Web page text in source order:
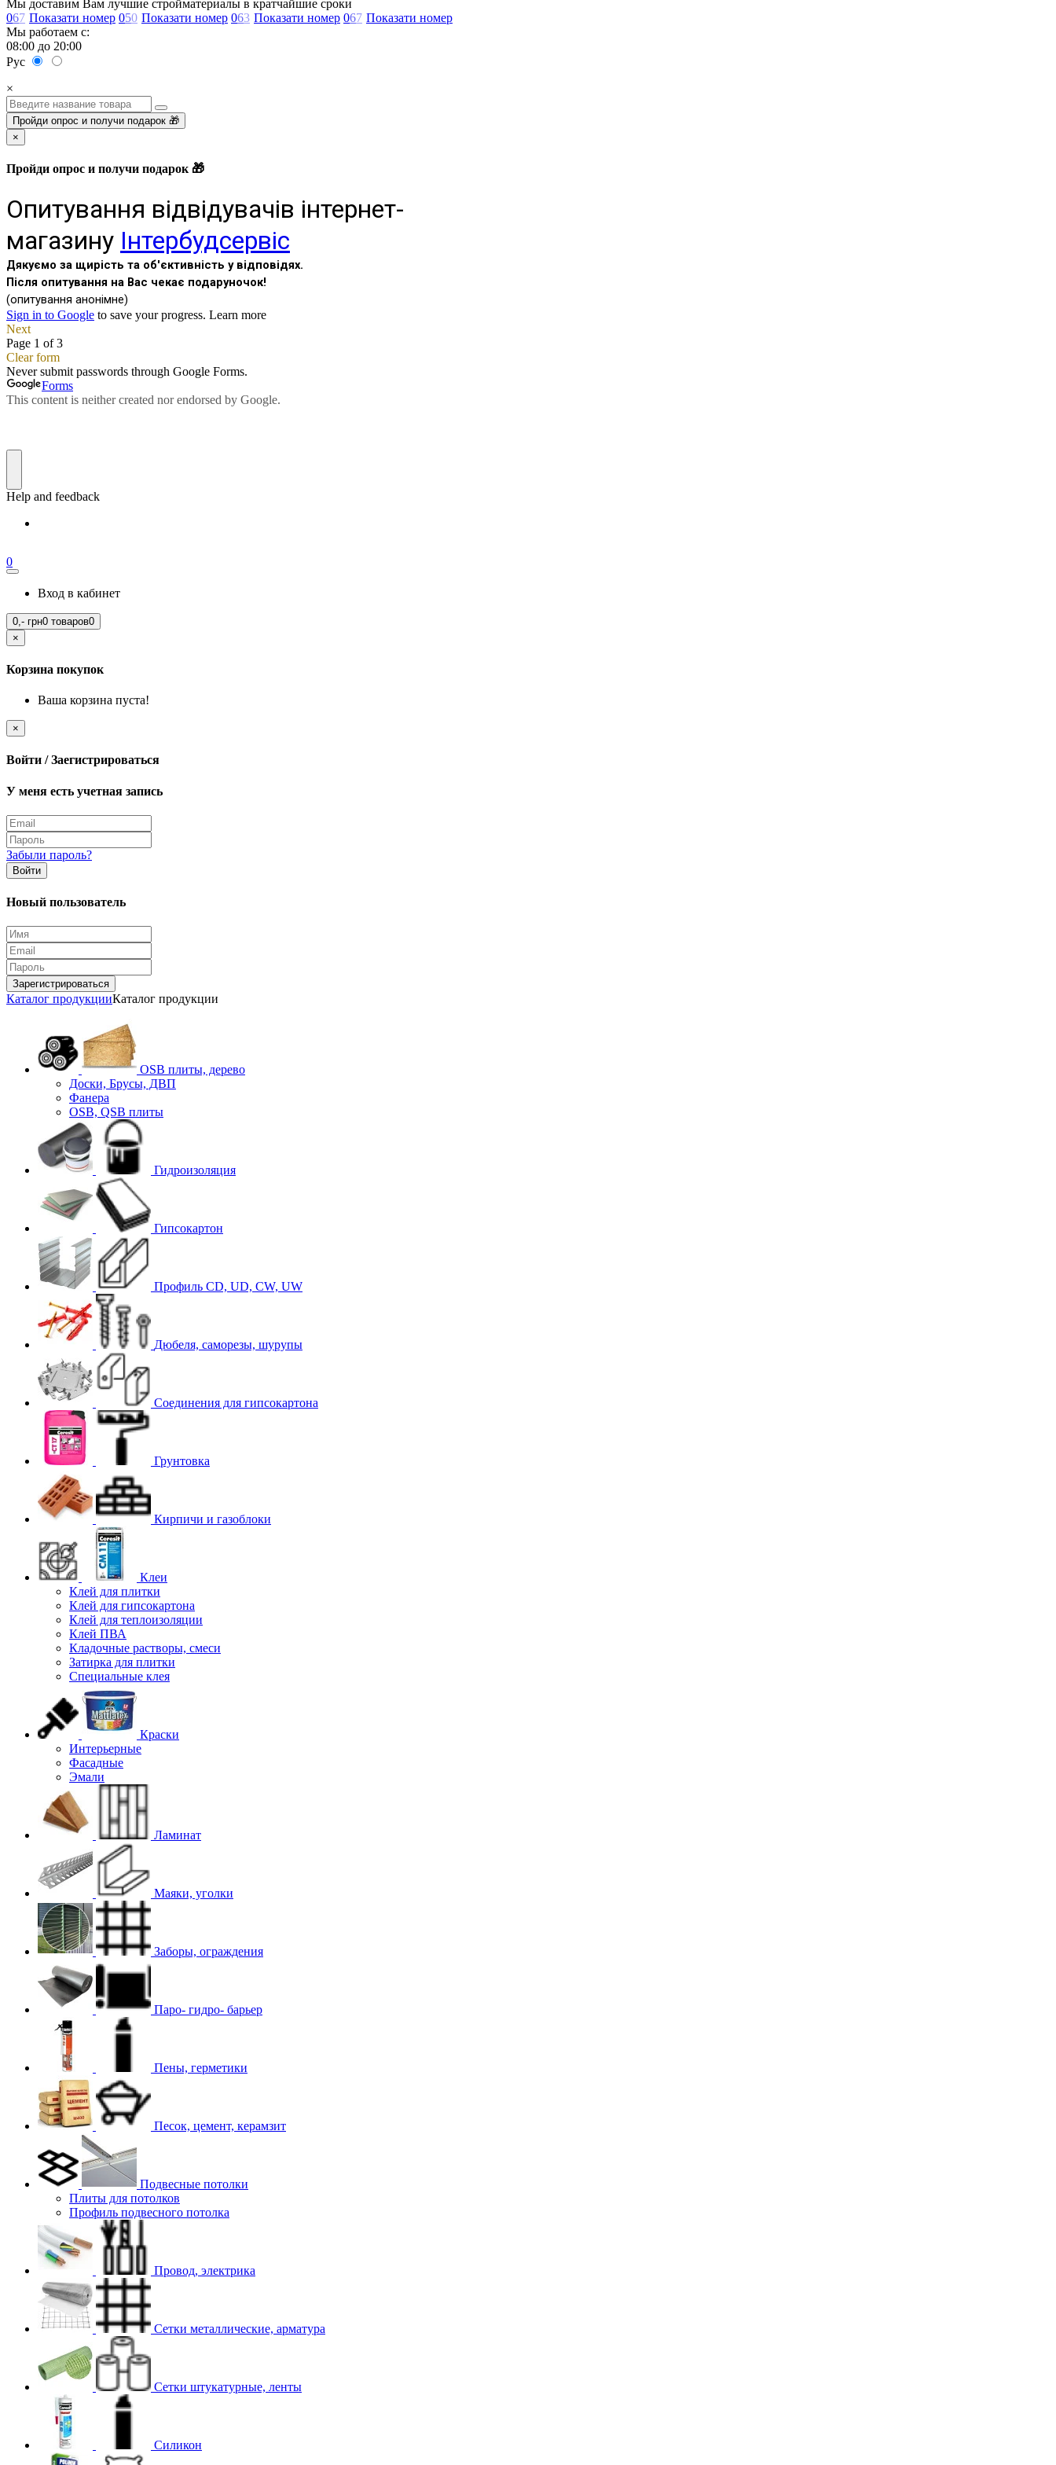
Мы доставим Вам лучшие стройматериалы в кратчайшие сроки
067 Показати номер 050 Показати номер 063 Показати номер 067 Показати номер
Мы работаем с:
08:00 до 20:00
Рус
×
Пройди опрос и получи подарок 🎁
×
Пройди опрос и получи подарок 🎁
0
Вход в кабинет
0,- грн0 товаров0
×
Корзина покупок
Ваша корзина пуста!
×
Войти / Заегистрироваться
У меня есть учетная запись
Забыли пароль?
Войти
Новый пользователь
Зарегистрироваться
Каталог продукцииКаталог продукции
OSB плиты, дерево
Доски, Брусы, ДВП
Фанера
OSB, QSB плиты
Гидроизоляция
Гипсокартон
Профиль CD, UD, CW, UW
Дюбеля, саморезы, шурупы
Соединения для гипcокартона
Грунтовка
Кирпичи и газоблоки
Клеи
Клей для плитки
Клей для гипсокартона
Клей для теплоизоляции
Клей ПВА
Кладочные растворы, смеси
Затирка для плитки
Специальные клея
Краски
Интерьерные
Фасадные
Эмали
Ламинат
Маяки, уголки
Заборы, ограждения
Паро- гидро- барьер
Пены, герметики
Песок, цемент, керамзит
Подвесные потолки
Плиты для потолков
Профиль подвесного потолка
Провод, электрика
Сетки металлические, арматура
Сетки штукатурные, ленты
Силикон